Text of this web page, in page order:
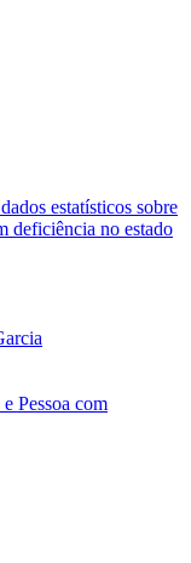
estatísticos sobre
deficiência no estado
Pessoa com